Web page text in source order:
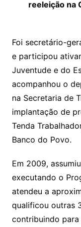
reeleição na
Foi secretário-
e participou
Juventude e do
acompanhou o
na Secretaria de
implantação de
Tenda
Banco do Povo.
Em 2009,
executando o
atendeu a
qualificou outras
contribuindo